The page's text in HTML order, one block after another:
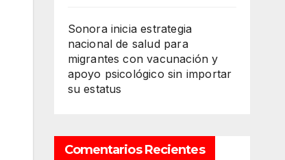
Sonora inicia estrategia
nacional de salud para
migrantes con vacunación y
apoyo psicológico sin importar
su estatus
Comentarios Recientes